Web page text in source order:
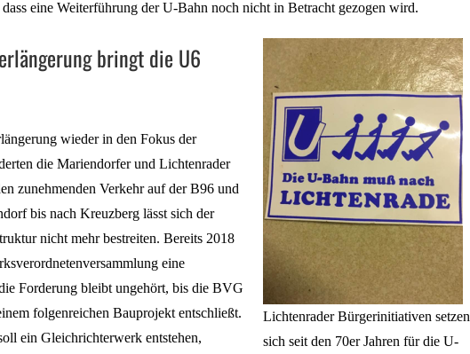
dass eine Weiterführung der U-Bahn noch nicht in Betracht gezogen wird.
Lichtenrader Bürgerinitiativen setzen
sich seit den 70er Jahren für die U-
bringt die U6
wieder in den Fokus der
die Mariendorfer und Lichtenrader
zunehmenden Verkehr auf der B96 und
bis nach Kreuzberg lässt sich der
nicht mehr bestreiten. Bereits 2018
eine
Forderung bleibt ungehört, bis die BVG
folgenreichen Bauprojekt entschließt.
ein Gleichrichterwerk entstehen,